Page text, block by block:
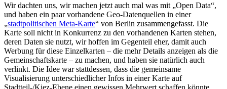
Wir dachten uns, wir machen jetzt auch mal was mit „Open Data“,
und haben ein paar vorhandene Geo-Datenquellen in einer
„stadtpolitischen Meta-Karte“ von Berlin zusammengefasst. Die
Karte soll nicht in Konkurrenz zu den vorhandenen Karten stehen,
deren Daten sie nutzt, wir hoffen im Gegenteil eher, damit auch
Werbung für diese Einzelkarten – die mehr Details anzeigen als die
Gemeinschaftskarte – zu machen, und haben sie natürlich auch
verlinkt. Die Idee war stattdessen, dass die gemeinsame
Visualisierung unterschiedlicher Infos in einer Karte auf
Stadtteil-/Kiez-Ebene einen gewissen Mehrwert schaffen könnte.